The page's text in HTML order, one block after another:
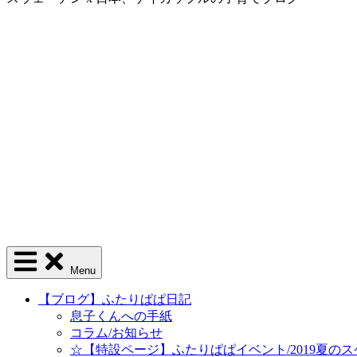
Menu
【ブログ】ふたりぱぱ日記
息子くんへの手紙
コラム/お知らせ
☆【特設ページ】ふたりぱぱイベント/2019夏の